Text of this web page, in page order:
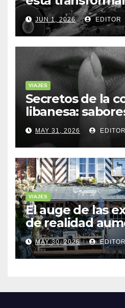
sostenible
JUN 1, 2026 EDITOR
VIAJES
Secretos de la
libanesa:
cuentan historias
MAY 31, 2026 EDITOR
VIAJES
El auge de las
de realidad
turismo
MAY 30, 2026